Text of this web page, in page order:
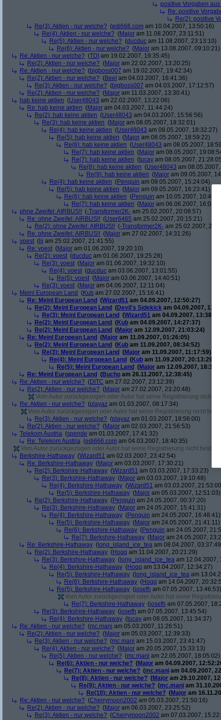
positive Vorgaben
Re: positive
Re(2): positive
Re(3): Aktien - nur welche? (edi666.com am 10.04.2007, 13:50:16)
Re(4): Aktien - nur welche? (Major am 11.08.2007, 23:11:51)
Re(5): Aktien - nur welche? (ducduc am 11.08.2007, 23:13:10)
Re(6): Aktien - nur welche? (Major am 13.08.2007, 09:10:21)
Re: Aktien - nur welche? (TDI am 19.02.2007, 19:35:45)
Re(2): Aktien - nur welche? (Major am 22.02.2007, 13:20:25)
Re: Aktien - nur welche? (bigboss007 am 19.02.2007, 19:42:34)
Re(2): Aktien - nur welche? (Beel am 04.03.2007, 16:41:36)
Re(3): Aktien - nur welche? (bigboss007 am 04.03.2007, 17:12:57)
Re(2): Aktien - nur welche? (Major am 11.03.2007, 13:30:41)
hab keine aktien (User48043 am 22.02.2007, 13:22:06)
Re: hab keine aktien (Major am 04.03.2007, 11:44:24)
Re(2): hab keine aktien (User48043 am 04.03.2007, 15:56:56)
Re(3): hab keine aktien (Major am 08.05.2007, 18:32:01)
Re(4): hab keine aktien (User48043 am 08.05.2007, 18:32:27)
Re(5): hab keine aktien (Major am 08.05.2007, 18:59:22)
Re(6): hab keine aktien (User48043 am 08.05.2007,
Re(7): hab keine aktien (Major am 08.05.2007,
Re(7): hab keine aktien (tucay am 08.05.2007,
Re(8): hab keine aktien (User48043 am
Re(9): hab keine aktien (Major am 09.05.2007,
Re(4): hab keine aktien (Penguin am 09.05.2007, 15:24:04)
Re(5): hab keine aktien (Major am 09.05.2007, 16:23:41)
Re(6): hab keine aktien (Penguin am 10.05.2007,
Re(7): hab keine aktien (Major am 06.06.2007,
ohne Zweifel: AIRBUS!! (-Transformer2K- am 25.02.2007, 20:08:57)
Re: ohne Zweifel: AIRBUS!! (User6465 am 25.02.2007, 20:15:21)
Re(2): ohne Zweifel: AIRBUS!! (-Transformer2K- am 25.02.2007,
Re: ohne Zweifel: AIRBUS!! (Major am 27.02.2007, 14:31:26)
voest ( lij am 25.02.2007, 21:41:55)
Re: voest (Major am 01.06.2007, 19:20:10)
Re(2): voest (ducduc am 01.06.2007, 19:25:28)
Re(3): voest (Major am 01.06.2007, 19:32:10)
Re(4): voest (ducduc am 03.06.2007, 13:01:55)
Re(5): voest (Major am 03.06.2007, 14:40:51)
Re(3): voest (Major am 04.06.2007, 12:11:04)
Meinl European Land (Kub am 27.02.2007, 15:16:41)
Re: Meinl European Land (Wizard51 am 04.09.2007, 12:50:27)
Re(2): Meinl European Land (Devil's Sidekick am 04.09.2007,
Re(3): Meinl European Land (Wizard51 am 04.09.2007,
Re(2): Meinl European Land (Kub am 04.09.2007, 14:27:37)
Re(2): Meinl European Land (Major am 12.09.2007, 21:03:24)
Re: Meinl European Land (Major am 11.09.2007, 01:26:05)
Re(2): Meinl European Land (Kub am 11.09.2007, 08:34:52)
Re(3): Meinl European Land (Major am 11.09.2007, 11:17:59)
Re(4): Meinl European Land (Kub am 11.09.2007, 20:13:29)
Re(5): Meinl European Land (Major am 12.09.2007,
Re: Meinl European Land (Bucho am 26.11.2007, 12:38:45)
Re: Aktien - nur welche? (DITC am 27.02.2007, 23:12:39)
Re(2): Aktien - nur welche? (Major am 27.02.2007, 23:20:48)
Vom Autor zurückgezogen oder Autor hat seine Registrierung nicht
Re: Aktien - nur welche? (playaz am 01.03.2007, 08:17:34)
Vom Autor zurückgezogen oder Autor hat seine Registrierung nicht
Re(3): Aktien - nur welche? (playaz am 01.03.2007, 18:56:00)
Re(2): Aktien - nur welche? (Major am 02.03.2007, 21:56:53)
Telekom Austria (spende am 01.03.2007, 17:41:32)
Re: Telekom Austria (edi666.com am 04.03.2007, 18:40:35)
Vom Autor zurückgezogen oder Autor hat seine Registrierung nicht
Berkshire-Hathaway (Wizard51 am 02.03.2007, 23:42:54)
Re: Berkshire-Hathaway (Major am 03.03.2007, 17:30:21)
Re(2): Berkshire-Hathaway (Wizard51 am 03.03.2007, 17:33:23)
Re(3): Berkshire-Hathaway (Major am 03.03.2007, 19:10:48)
Re(4): Berkshire-Hathaway (Wizard51 am 03.03.2007,
Re(5): Berkshire-Hathaway (Major am 05.03.2007, 12:51:03)
Re(2): Berkshire-Hathaway (Penguin am 24.05.2007, 00:37:20)
Re(3): Berkshire-Hathaway (Major am 24.05.2007, 15:41:31)
Re(4): Berkshire-Hathaway (Penguin am 24.05.2007, 16:48:41)
Re(5): Berkshire-Hathaway (Major am 24.05.2007, 21:41:11)
Re(6): Berkshire-Hathaway (Penguin am 24.05.2007,
Re(7): Berkshire-Hathaway (Major am 24.05.2007,
Re: Berkshire-Hathaway ( long_island_ice_tea am 08.04.2007,
Re(2): Berkshire-Hathaway (Hoqq am 11.04.2007, 20:21:29)
Re(3): Berkshire-Hathaway ( long_island_ice_tea am 12.04.2007,
Re(4): Berkshire-Hathaway (Hoqq am 13.04.2007, 12:34:27)
Re(5): Berkshire-Hathaway ( long_island_ice_tea am
Re(6): Berkshire-Hathaway (Hoqq am 14.04.2007,
Re(5): Berkshire-Hathaway (josefh am 07.05.2007, 13:46:53)
Vom Autor zurückgezogen oder Autor hat seine
Re(7): Berkshire-Hathaway (josefh am 07.05.2007,
Re(3): Berkshire-Hathaway (josefh am 07.05.2007, 13:45:54)
Re(4): Berkshire-Hathaway (tucay am 08.05.2007, 11:34:37)
Re: Aktien - nur welche? (mc.mani am 05.03.2007, 11:26:51)
Re(2): Aktien - nur welche? (Major am 05.03.2007, 12:39:33)
Re(3): Aktien - nur welche? (mc.mani am 15.03.2007, 23:41:47)
Re(4): Aktien - nur welche? (Major am 20.05.2007, 15:33:13)
Re(5): Aktien - nur welche? (mc.mani am 22.05.2007, 18:05:02)
Re(6): Aktien - nur welche? (Major am 04.09.2007,
Re(7): Aktien - nur welche? (mc.mani am 04.09.2007,
Re(8): Aktien - nur welche? (Major am 29.10.2007,
Re(9): Aktien - nur welche? (mc.mani am
Re(10): Aktien - nur welche? (Major am
Re: Aktien - nur welche? (Cherrymoon2002 am 05.03.2007, 21:50:16)
Re(2): Aktien - nur welche? (Major am 06.03.2007, 23:25:52)
Re(3): Aktien - nur welche? (Cherrymoon2002 am 07.03.2007,